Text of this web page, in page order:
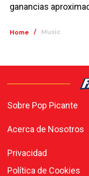
ganancias
Home / Music
Sobre Pop Picante
Acerca de Nosotros
Privacidad
Política de Cookies